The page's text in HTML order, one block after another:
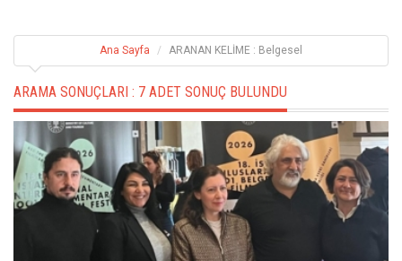
Ana Sayfa ARANAN KELİME : Belgesel
ARAMA SONUÇLARI : 7 ADET SONUÇ BULUNDU